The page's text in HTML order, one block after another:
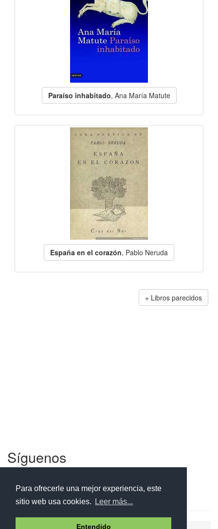
Para ofrecerle una mejor experiencia, este
sitio web usa cookies.
Leer más...
Entendido
Paraíso inhabitado, Ana María Matute
España en el corazón, Pablo Neruda
Libros parecidos
Síguenos